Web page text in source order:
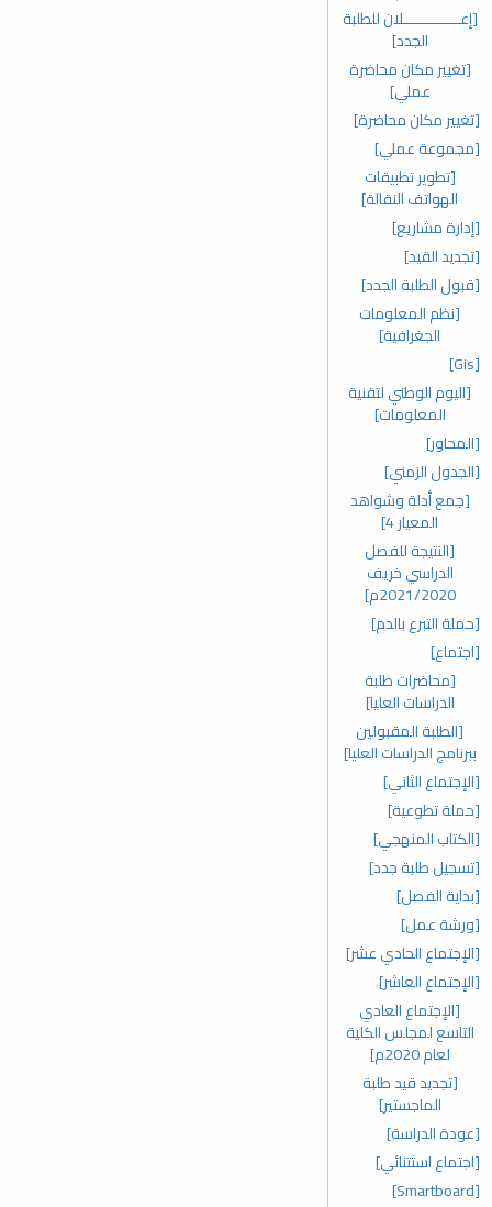
[إعـــــــــــــلان للطلبة
الجدد]
[تغيير مكان محاضرة
عملي]
[تغيير مكان محاضرة]
[مجموعة عملي]
[تطوير تطبيقات
الهواتف النقالة]
[إدارة مشاريع]
[تجديد القيد]
[قبول الطلبة الجدد]
[نظم المعلومات
الجغرافية]
[Gis]
[اليوم الوطني لتقنية
المعلومات]
[المحاور]
[الجدول الزمني]
[جمع أدلة وشواهد
المعيار 4]
[النتيجة للفصل
الدراسي خريف
2021/2020م]
[حملة التبرع بالدم]
[اجتماع]
[محاضرات طلبة
الدراسات العليا]
[الطلبة المقبولين
ببرنامج الدراسات العليا]
[الإجتماع الثاني]
[حملة تطوعية]
[الكتاب المنهجي]
[تسجيل طلبة جدد]
[بداية الفصل]
[ورشة عمل]
[الإجتماع الحادي عشر]
[الإجتماع العاشر]
[الإجتماع العادي
التاسع لمجلس الكلية
لعام 2020م]
[تجديد قيد طلبة
الماجستير]
[عودة الدراسة]
[اجتماع اسثتنائي]
[Smartboard]